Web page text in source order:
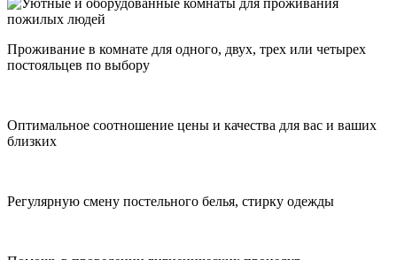
Проживание в комнате для одного, двух, трех или четырех
постояльцев по выбору
Оптимальное соотношение цены и качества для вас и ваших
близких
Регулярную смену постельного белья, стирку одежды